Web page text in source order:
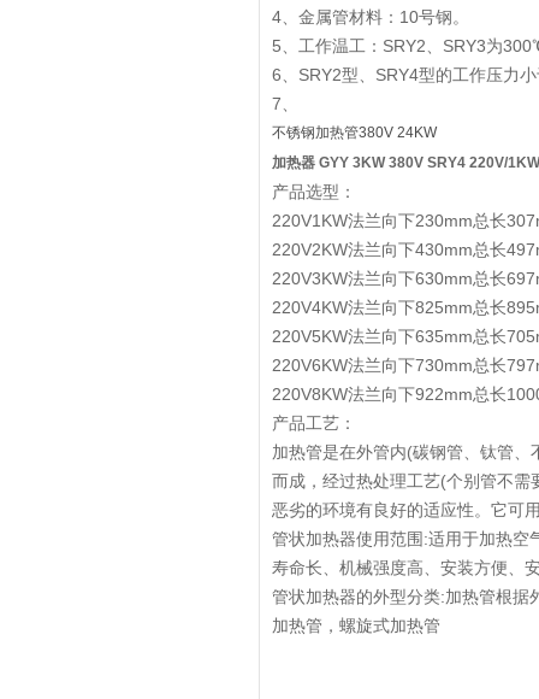
4、金属管材料：10号钢。
5、工作温工：SRY2、SRY3为
6、SRY2型、SRY4型的工作压力
7、
不锈钢加热管380V 24KW
加热器 GYY 3KW 380V SRY4 220V/
产品选型：
220V1KW法兰向下230mm总长
220V2KW法兰向下430mm总长
220V3KW法兰向下630mm总长
220V4KW法兰向下825mm总长
220V5KW法兰向下635mm总长
220V6KW法兰向下730mm总长
220V8KW法兰向下922mm总长
产品工艺：
加热管是在外管内(碳钢管、钛管
而成，经过热处理工艺(个别管不
恶劣的环境有良好的适应性。它可
管状加热器使用范围:适用于加热空
寿命长、机械强度高、安装方便、
管状加热器的外型分类:加热管根据
加热管，螺旋式加热管